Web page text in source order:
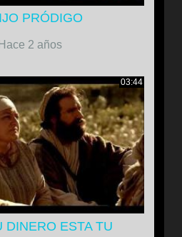
PRÓDIGO
Hace 2 años
03:44
DINERO ESTA TU